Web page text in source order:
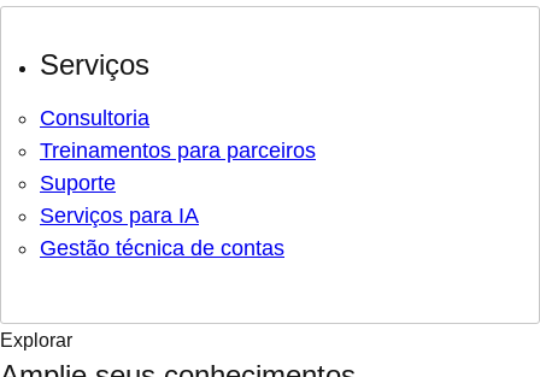
Serviços
Consultoria
Treinamentos para parceiros
Suporte
Serviços para IA
Gestão técnica de contas
Explorar